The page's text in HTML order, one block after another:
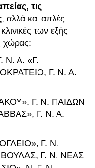
τις
, αλλά και απλές
των εξής
χώρας:
Ν. Α. «Γ.
Γ. Ν. Α.
Γ. Ν. ΠΑΙΔΩΝ
Γ. Ν. Α.
Γ. Ν.
ΒΟΥΛΑΣ, Γ. Ν. ΝΕΑΣ